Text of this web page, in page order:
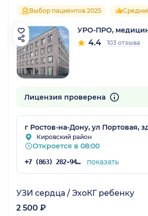
Выбор пациентов 2025
УРО-ПРО,
4.4 103 отзыва
Лицензия проверена
г Ростов-на-Дону, ул Портовая,
Кировский район
Откроется в 08:00
+7 (863) 282-94-46 показать
УЗИ сердца / ЭхоКГ ребенку
2 500 ₽